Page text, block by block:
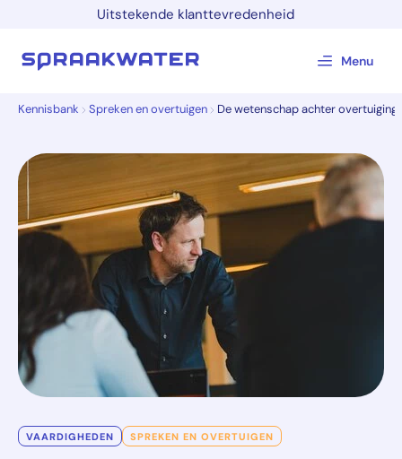
Uitstekende klanttevredenheid
Menu
Kennisbank Spreken en overtuigen De wetenschap achter
VAARDIGHEDEN SPREKEN EN OVERTUIGEN